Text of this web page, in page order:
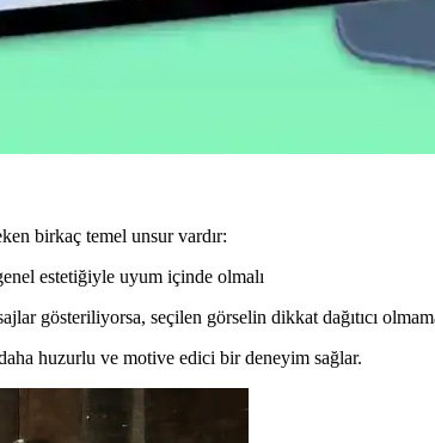
profesyonel kullanıcılar için iPadOS deneyimini
birkaç temel unsur vardır:
estetiğiyle uyum içinde olmalı
gösteriliyorsa, seçilen görselin dikkat dağıtıcı
huzurlu ve motive edici bir deneyim sağlar.